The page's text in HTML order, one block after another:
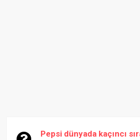
Pepsi dünyada kaçıncı